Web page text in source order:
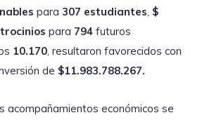
para 307 estudiantes $
para 794 futuros
10.170 , resultaron favorecidos con
de $11.983.788.267.
acompañamientos económicos se